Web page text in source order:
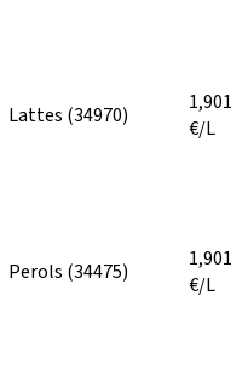
Lattes (34970)
1,901
€/L
Perols (34475)
1,901
€/L